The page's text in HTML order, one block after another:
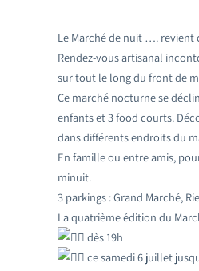
Le Marché de nuit …. revient
Rendez-vous artisanal
sur tout le long du front de
Ce marché nocturne se
enfants et 3 food courts.
dans différents endroits du
En famille ou entre amis,
minuit.
3 parkings : Grand Marché,
La quatrième édition du
dès 19h
ce samedi 6 juillet